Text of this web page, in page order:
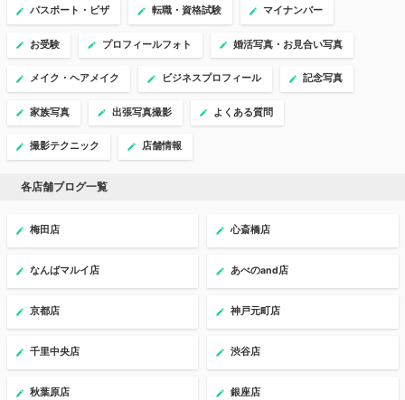
パスポート・ビザ 転職・資格試験 マイナンバー
お受験 プロフィールフォト 婚活写真・お見合い写真
メイク・ヘアメイク ビジネスプロフィール 記念写真
家族写真 出張写真撮影 よくある質問
撮影テクニック 店舗情報
各店舗ブログ一覧
梅田店 心斎橋店
なんばマルイ店 あべのand店
京都店 神戸元町店
千里中央店 渋谷店
秋葉原店 銀座店